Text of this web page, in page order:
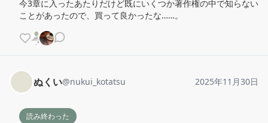
今3章に入ったあたりだけど既にいくつか著作権の中で知らない
ことがあったので、買って良かったな……。
ぬくい@nukui_kotatsu 2025年11月30日
読み終わった